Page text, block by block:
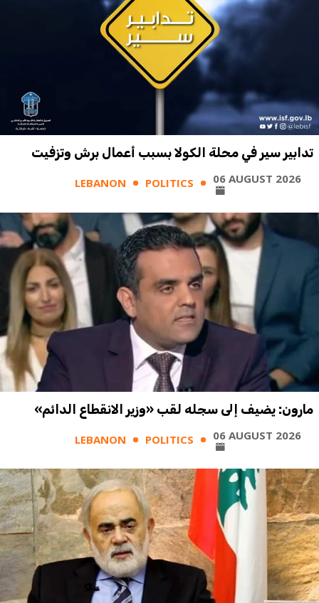
تدابير سير في محلة الكولا بسبب أعمال برش وتزفيت
LEBANON POLITICS 06 AUGUST 2026
مارون: يضيف إلى سجله لقب «وزير الانقطاع الدائم»
LEBANON POLITICS 06 AUGUST 2026